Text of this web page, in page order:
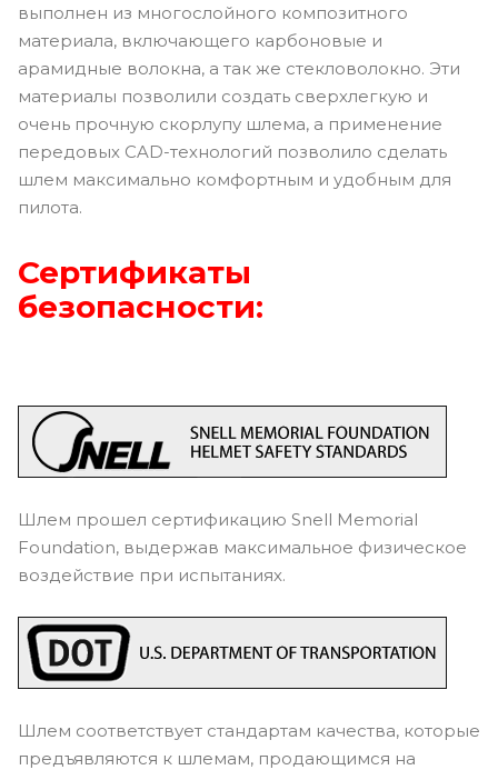
выполнен из многослойного композитного
материала, включающего карбоновые и
арамидные волокна, а так же стекловолокно. Эти
материалы позволили создать сверхлегкую и
очень прочную скорлупу шлема, а применение
передовых CAD-технологий позволило сделать
шлем максимально комфортным и удобным для
пилота.
Сертификаты
безопасности:
Шлем прошел сертификацию Snell Memorial
Foundation, выдержав максимальное физическое
воздействие при испытаниях.
Шлем соответствует стандартам качества, которые
предъявляются к шлемам, продающимся на